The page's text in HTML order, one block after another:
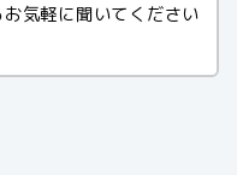
気軽に聞いてください